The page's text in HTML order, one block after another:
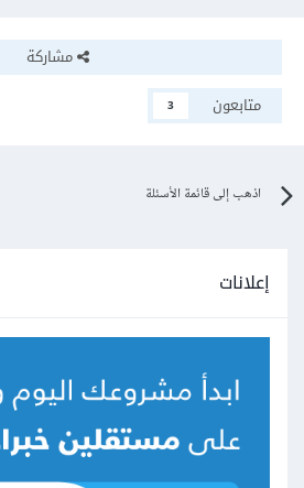
مشاركة
متابعون
3
اذهب إلى قائمة الأسئلة
إعلانات